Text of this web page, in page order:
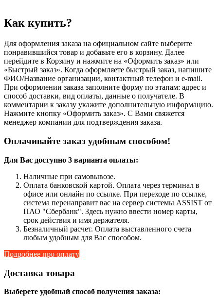
Как купить?
Для оформления заказа на официальном сайте выберите
понравившийся товар и добавьте его в корзину. Далее
перейдите в Корзину и нажмите на «Оформить заказ» или
«Быстрый заказ». Когда оформляете быстрый заказ, напишите
ФИО/Название организации, контактный телефон и e-mail.
При оформлении заказа заполните форму по этапам: адрес и
способ доставки, вид оплаты, данные о получателе. В
комментарии к заказу укажите дополнительную информацию.
Нажмите кнопку «Оформить заказ». С Вами свяжется
менеджер компании для подтверждения заказа.
Оплачивайте заказ удобным способом!
Для Вас доступно 3 варианта оплаты:
Наличные при самовывозе.
Оплата банковской картой. Оплата через терминал в
офисе или онлайн по ссылке. При переходе по ссылке,
система перенаправит вас на сервер системы ASSIST от
ПАО "Сбербанк". Здесь нужно ввести номер карты,
срок действия и имя держателя.
Безналичный расчет. Оплата выставленного счета
любым удобным для Вас способом.
Подробнее про оплату
Доставка товара
Выберете удобный способ получения заказа: